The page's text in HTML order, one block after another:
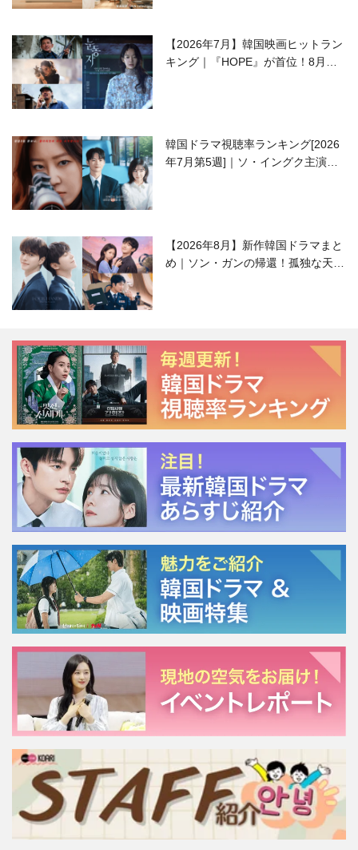
【2026年7月】韓国映画ヒットラン
キング｜『HOPE』が首位！8月公
韓国ドラマ視聴率ランキング[2026
年7月第5週]｜ソ・イングク主演の
【2026年8月】新作韓国ドラマまと
め｜ソン・ガンの帰還！孤独な天才